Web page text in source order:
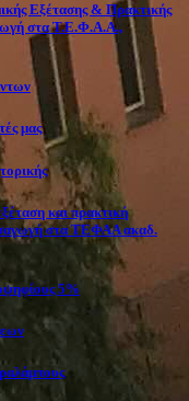
Εξέτασης & Πρακτικής
στα Τ.Ε.Φ.Α.Α.,
μας
και πρακτική
στα ΤΕΦΑΑ ακαδ.
5%